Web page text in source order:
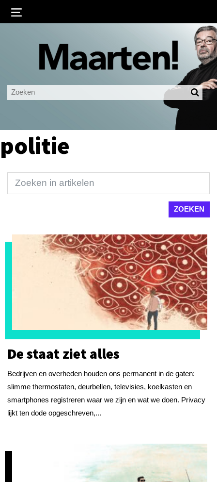
Ingelogd blijven
LOGIN
politie
De staat ziet alles
Bedrijven en overheden houden ons permanent in de gaten:
slimme thermostaten, deurbellen, televisies, koelkasten en
smartphones registreren waar we zijn en wat we doen. Privacy
lijkt ten dode opgeschreven,...